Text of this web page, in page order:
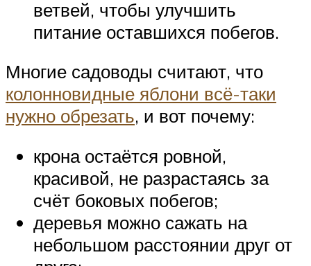
ветвей, чтобы улучшить
питание оставшихся побегов.
Многие садоводы считают, что
колонновидные яблони всё-таки
нужно обрезать, и вот почему:
крона остаётся ровной,
красивой, не разрастаясь за
счёт боковых побегов;
деревья можно сажать на
небольшом расстоянии друг от